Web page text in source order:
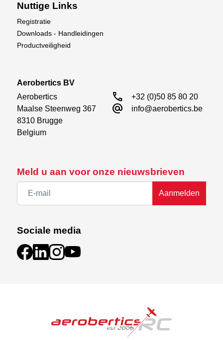
Meld u aan voor onze nieuwsbrieven
Aanmelden
Sociale media
Nuttige Links
Registratie
Downloads - Handleidingen
Productveiligheid
Aerobertics BV
Aerobertics
Maalse Steenweg 367
8310 Brugge
Belgium
call +32 (0)50 85 80 20
alternate_email info@aerobertics.be